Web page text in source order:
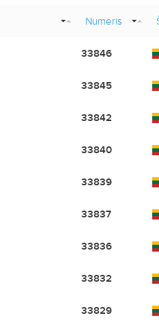
Numeris
33846
33845
33842
33840
33839
33837
33836
33832
33829